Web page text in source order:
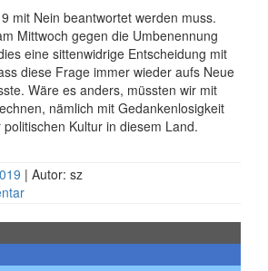
mit Nein beantwortet werden muss.
Mittwoch gegen die Umbenennung
eine sittenwidrige Entscheidung mit
diese Frage immer wieder aufs Neue
Wäre es anders, müssten wir mit
nämlich mit Gedankenlosigkeit
Kultur in diesem Land.
| Autor: sz